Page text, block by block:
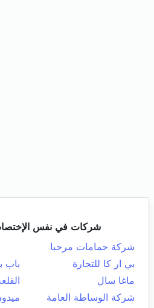
شركات في نفس
شركة حمامات مرحبا
بي ار كا للتجارة
باب
ماغا سال
شركة الوساطة العامة